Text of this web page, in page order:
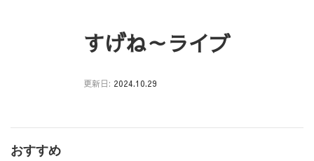
すげね～ライブ
更新日: 2024.10.29
京
区
おすすめ